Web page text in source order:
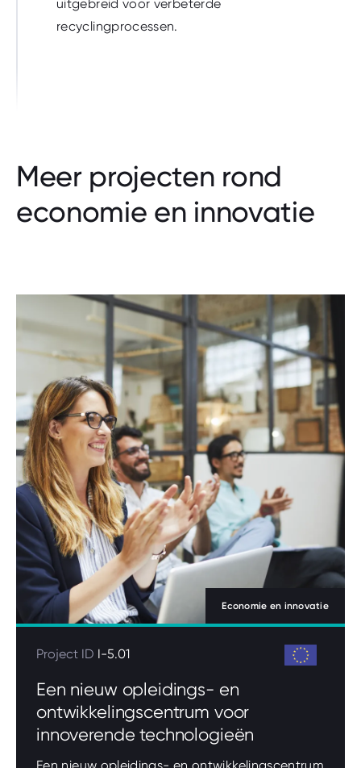
uitgebreid voor verbeterde
recyclingprocessen.
Meer projecten rond
economie en innovatie
Economie en innovatie
Project ID I-5.01
Een nieuw opleidings- en
ontwikkelingscentrum voor
innoverende technologieën
Een nieuw opleidings- en ontwikkelingscentrum